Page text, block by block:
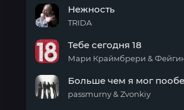
Нежность
TRIDA
сегодня
18
Тебе сегодня 18
Больше чем я мог
passmurny & Zvonkiy